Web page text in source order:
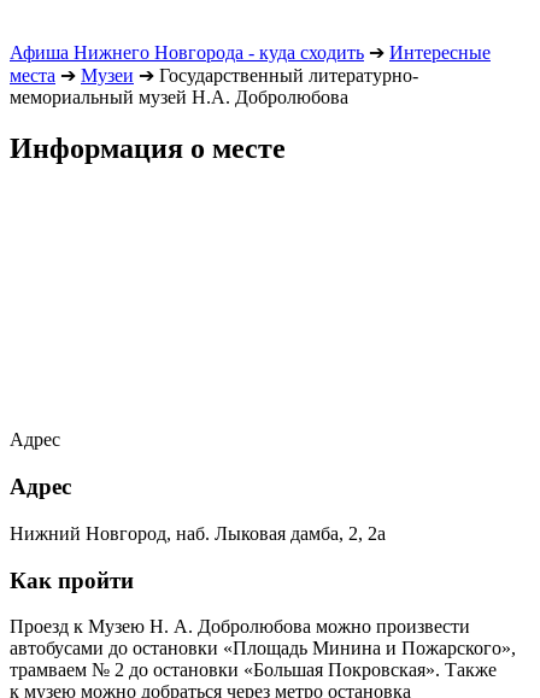
Афиша Нижнего Новгорода - куда сходить ➔ Интересные
места ➔ Музеи ➔ Государственный литературно-
мемориальный музей Н.А. Добролюбова
Информация о месте
Адрес
Адрес
Нижний Новгород, наб. Лыковая дамба, 2, 2а
Как пройти
Проезд к Музею Н. А. Добролюбова можно произвести
автобусами до остановки «Площадь Минина и Пожарского»,
трамваем № 2 до остановки «Большая Покровская». Также
к музею можно добраться через метро остановка